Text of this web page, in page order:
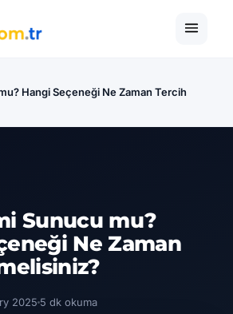
Hangi Seçeneği Ne Zaman Tercih
Sunucu mu?
Ne Zaman
2025 5 dk okuma